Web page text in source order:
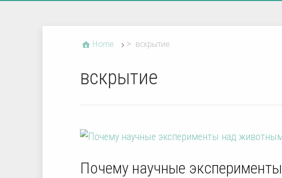
Home > вскрытие
вскрытие
Почему научные